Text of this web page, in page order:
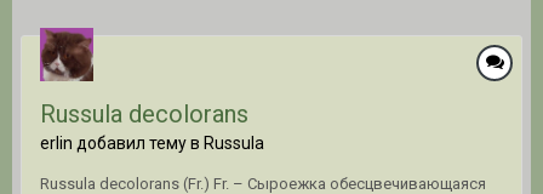
Russula decolorans
erlin добавил тему в Russula
Russula decolorans (Fr.) Fr. – Сыроежка обесцвечивающаяся